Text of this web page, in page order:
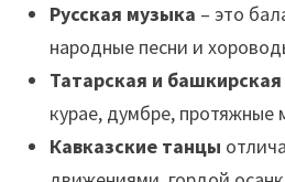
Русская музыка – это
народные песни и
Татарская и
курае, думбре, протяжные
Кавказские танцы